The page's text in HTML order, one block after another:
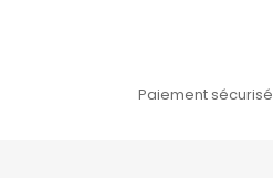
Paiement sécurisé